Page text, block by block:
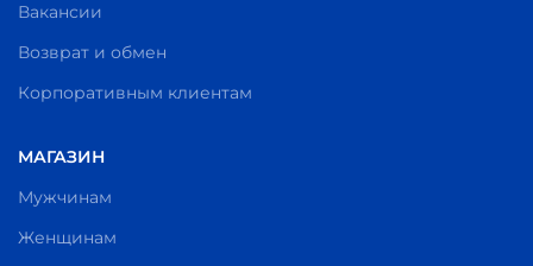
Вакансии
Возврат и обмен
Корпоративным клиентам
МАГАЗИН
Мужчинам
Женщинам